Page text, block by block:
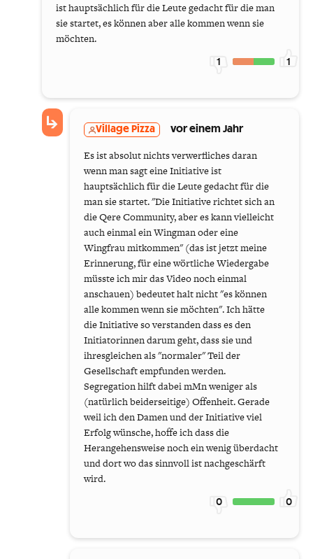
ist hauptsächlich für die Leute gedacht für die man
sie startet, es können aber alle kommen wenn sie
möchten.
1 1
Village Pizza vor einem Jahr
Es ist absolut nichts verwerfliches daran
wenn man sagt eine Initiative ist
hauptsächlich für die Leute gedacht für die
man sie startet. "Die Initiative richtet sich an
die Qere Community, aber es kann vielleicht
auch einmal ein Wingman oder eine
Wingfrau mitkommen" (das ist jetzt meine
Erinnerung, für eine wörtliche Wiedergabe
müsste ich mir das Video noch einmal
anschauen) bedeutet halt nicht "es können
alle kommen wenn sie möchten". Ich hätte
die Initiative so verstanden dass es den
Initiatorinnen darum geht, dass sie und
ihresgleichen als "normaler" Teil der
Gesellschaft empfunden werden.
Segregation hilft dabei mMn weniger als
(natürlich beiderseitige) Offenheit. Gerade
weil ich den Damen und der Initiative viel
Erfolg wünsche, hoffe ich dass die
Herangehensweise noch ein wenig überdacht
und dort wo das sinnvoll ist nachgeschärft
wird.
0 0